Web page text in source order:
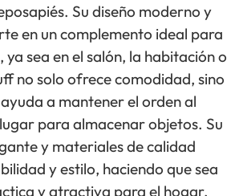
Su diseño moderno y
en un complemento ideal para
sea en el salón, la habitación o
no solo ofrece comodidad, sino
a mantener el orden al
para almacenar objetos. Su
y materiales de calidad
y estilo, haciendo que sea
y atractiva para el hogar.